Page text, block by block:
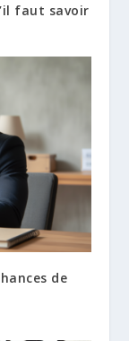
faut savoir
de